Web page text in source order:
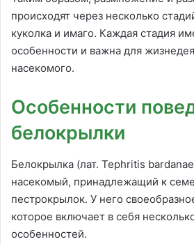
происходят через несколько
куколка и имаго. Каждая стадия
особенности и важна для
насекомого.
Особенности
белокрылки
Белокрылка (лат. Tephritis
насекомый, принадлежащий к
пестрокрылок. У него
которое включает в себя
особенностей.